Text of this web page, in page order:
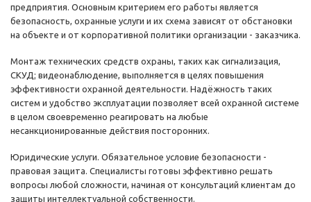
предприятия. Основным критерием его работы является
безопасность, охранные услуги и их схема зависят от обстановки
на объекте и от корпоративной политики организации - заказчика.
Монтаж технических средств охраны, таких как сигнализация,
СКУД; видеонаблюдение, выполняется в целях повышения
эффективности охранной деятельности. Надёжность таких
систем и удобство эксплуатации позволяет всей охранной системе
в целом своевременно реагировать на любые
несанкционированные действия посторонних.
Юридические услуги. Обязательное условие безопасности -
правовая защита. Специалисты готовы эффективно решать
вопросы любой сложности, начиная от консультаций клиентам до
защиты интеллектуальной собственности.